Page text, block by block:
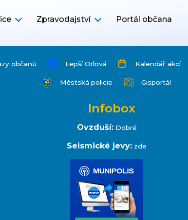
Zpravodajství Portál občana
občanů Lepší Orlová Kalendář akcí
Městská policie Gisportál
Infobox
Ovzduší: Dobré
Seismické jevy: zde